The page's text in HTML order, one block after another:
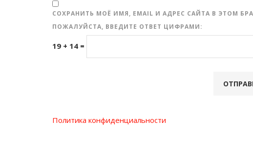
СОХРАНИТЬ МОЁ ИМЯ, EMAIL И АДРЕС САЙТА В ЭТОМ
ПОЖАЛУЙСТА, ВВЕДИТЕ ОТВЕТ ЦИФРАМИ:
19 + 14 =
Политика конфиденциальности